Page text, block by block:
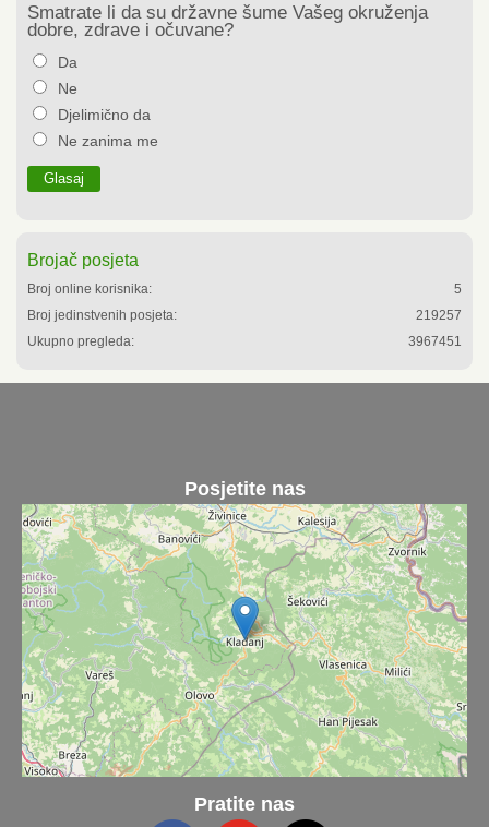
Smatrate li da su državne šume Vašeg okruženja
dobre, zdrave i očuvane?
Da
Ne
Djelimično da
Ne zanima me
Brojač posjeta
Broj online korisnika:
5
Broj jedinstvenih posjeta:
219257
Ukupno pregleda:
3967451
Posjetite nas
Pratite nas